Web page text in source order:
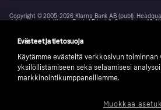
Copyright © 2005-2026 Klarna Bank AB (publ).
rights reserved. Klarna Bank AB (publ). Sveavägen 46,
Evästeet ja tietosuoja
Käytämme evästeitä verkkosivun toiminnan
yksilöllistämiseen sekä selaamisesi
markkinointikumppaneillemme.
Muokkaa